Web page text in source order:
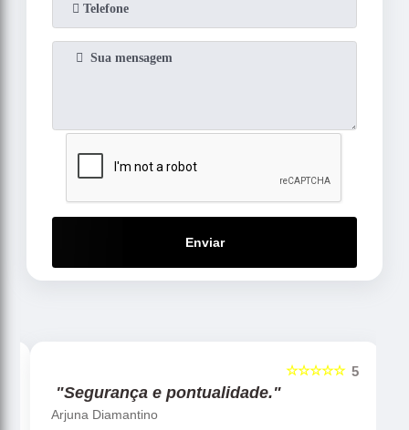
Enviar
5
☆☆☆☆☆
"Segurança e pontualidade."
Arjuna Diamantino